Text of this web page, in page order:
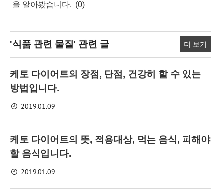
을 알아봤습니다. (0)
'식품 관련 물질' 관련 글 더 보기
케토 다이어트의 장점, 단점, 건강히 할 수 있는
방법입니다.
2019.01.09
케토 다이어트의 뜻, 적용대상, 먹는 음식, 피해야
할 음식입니다.
2019.01.09